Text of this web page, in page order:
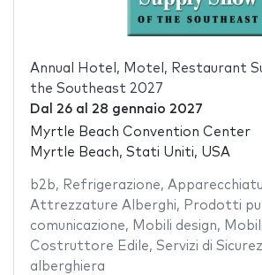
Annual Hotel, Motel, Restaurant
the Southeast 2027
Dal 26al 28 gennaio 2027
Myrtle Beach Convention Center
Myrtle Beach, Stati Uniti, USA
b2b, Refrigerazione,
Attrezzature Alberghi, Prodotti
comunicazione, Mobili design,
Costruttore Edile, Servizi di
alberghiera